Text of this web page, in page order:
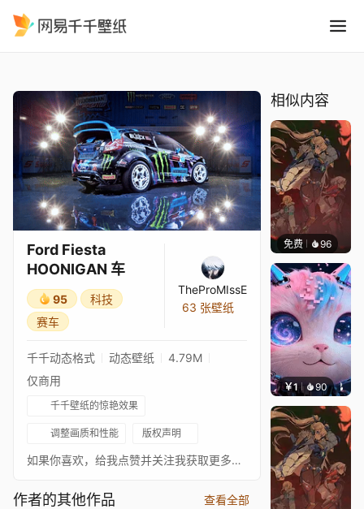
Ford Fiesta
HOONIGAN 车
95
科技
赛车
TheProMIssE
63 张壁纸
千千动态格式 动态壁纸
4.79M
仅商用
千千壁纸的惊艳效果
调整画质和性能 版权声明
如果你喜欢，给我点赞并关注我获取更多内容，帧率设置为30
作者的其他作品 查看全部
相似内容
免费 96 Nesu
￥1 90 叮叮